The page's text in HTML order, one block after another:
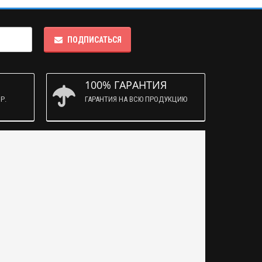
ПОДПИСАТЬСЯ
100% ГАРАНТИЯ
ГАРАНТИЯ НА ВСЮ ПРОДУКЦИЮ